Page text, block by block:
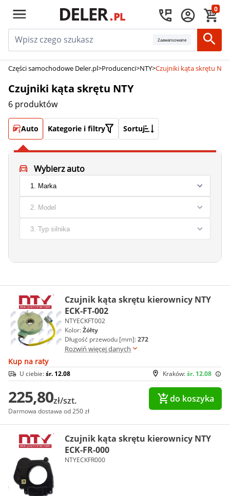
0
Zaawansowane
Części samochodowe Deler.pl>Producenci>NTY>Czujniki kąta skrętu NTY
Czujniki kąta skrętu NTY
6 produktów
Auto Kategorie i filtry Sortuj
Wybierz auto
Czujnik kąta skrętu kierownicy NTY
ECK-FT-002
NTYECKFT002
Kolor:Żółty
Długość przewodu [mm]:272
Rozwiń więcej danych
Kup na raty
Kraków:śr. 12.08
U ciebie:śr. 12.08
225,80zł/szt.
Darmowa dostawa od 250 zł
do koszyka
Czujnik kąta skrętu kierownicy NTY
ECK-FR-000
NTYECKFR000